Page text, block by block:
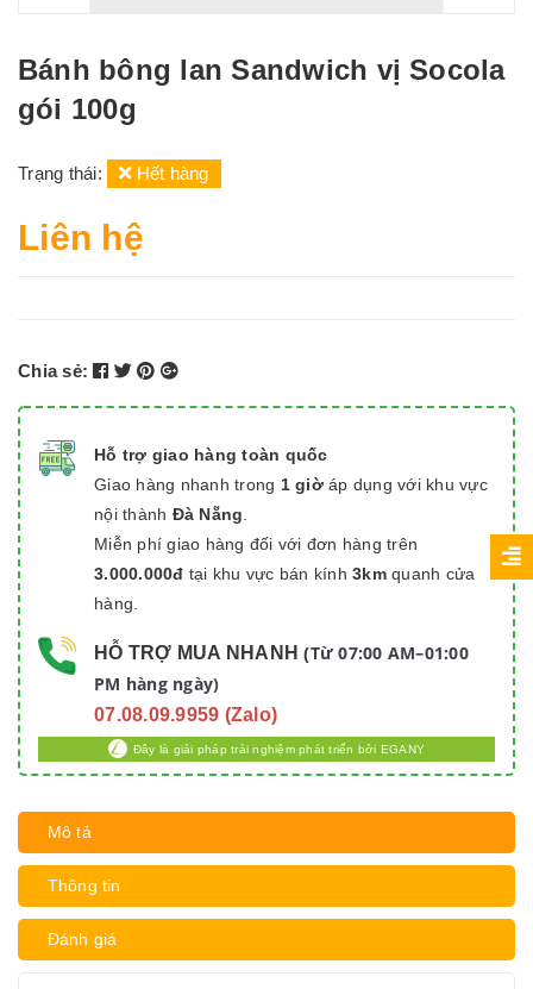
Bánh bông lan Sandwich vị Socola
gói 100g
Trạng thái: Hết hàng
Liên hệ
Chia sẻ:
Hỗ trợ giao hàng toàn quốc
Giao hàng nhanh trong 1 giờáp dụng với khu vực
nội thành Đà Nẵng
Miễn phí giao hàng đối với đơn hàng trên
3.000.000đ tại khu vực bán kính 3kmquanh cửa
hàng.
HỖ TRỢ MUA NHANH (Từ 07:00 AM–01:00
PM hàng ngày)
07.08.09.9959 (Zalo)
Đây là giải pháp trải nghiệm phát triển bởi EGANY
Mô tả
Thông tin
Đánh giá